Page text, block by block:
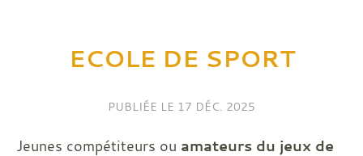
ECOLE DE SPORT
PUBLIÉE LE 17 DÉC. 2025
Jeunes compétiteurs ou amateurs du jeux de